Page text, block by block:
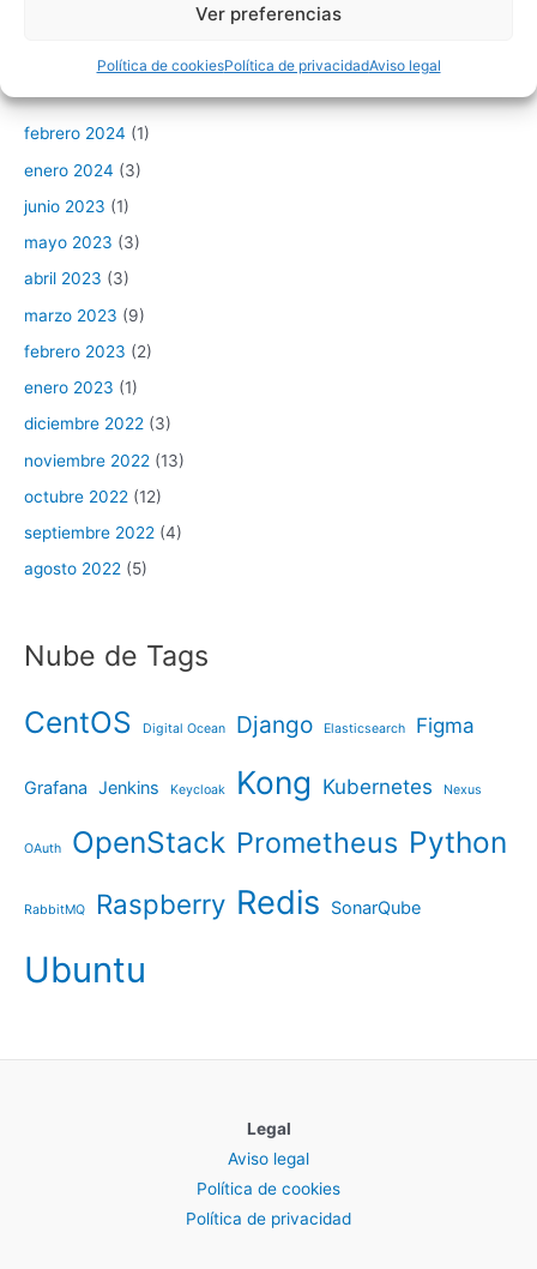
Ver preferencias
Política de cookiesPolítica de privacidadAviso legal
Archivo
febrero 2024 (1)
enero 2024 (3)
junio 2023 (1)
mayo 2023 (3)
abril 2023 (3)
marzo 2023 (9)
febrero 2023 (2)
enero 2023 (1)
diciembre 2022 (3)
noviembre 2022 (13)
octubre 2022 (12)
septiembre 2022 (4)
agosto 2022 (5)
Nube de Tags
CentOS Digital Ocean Django Elasticsearch Figma
Grafana Jenkins Keycloak Kong Kubernetes Nexus
OAuth OpenStack Prometheus Python
RabbitMQ Raspberry Redis SonarQube
Ubuntu
Legal
Aviso legal
Política de cookies
Política de privacidad